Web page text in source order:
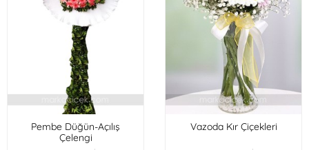
Pembe Düğün-Açılış
Çelengi
Vazoda Kır Çiçekleri